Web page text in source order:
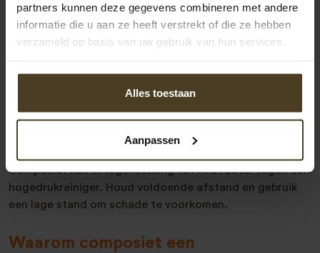
partners kunnen deze gegevens combineren met andere
informatie die u aan ze heeft verstrekt of die ze hebben
verzameld op basis van uw gebruik van hun services.
Alles toestaan
Aanpassen
Composiet trekt minder vuil aan dan hout, maar vuil kan
zich na verloop van tijd wel hechten.
• gebruik warm water met milde zeep
• maak schoon met een zachte borstel of spons
• vermijd schuursponzen om zichtbare krassen te
Composiet kan in tegenstelling tot hout beter tegen een
hogedrukreiniger. Houd voldoende afstand en gebruik
een lage stand om schade te voorkomen.
Waarom composiet een